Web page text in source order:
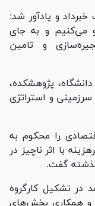
و یادآور شد:
می‌کنیم و به جای
و تامین
پژوهشکده،
و استراتژی
را محکوم به
با اثر ناچیز در
گذشته گفت.
در تشکیل کارگروه
و همکاری بخش‌های